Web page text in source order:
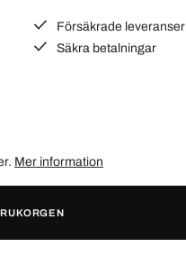
Försäkrade leveranser
Säkra betalningar
. Mer information